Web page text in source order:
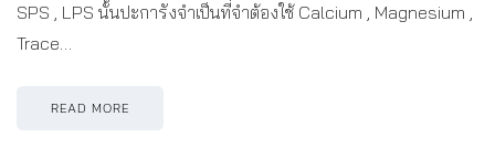
SPS , LPS นั้นปะการังจำเป็นที่จำต้องใช้ Calcium , Magnesium ,
Trace…
READ MORE